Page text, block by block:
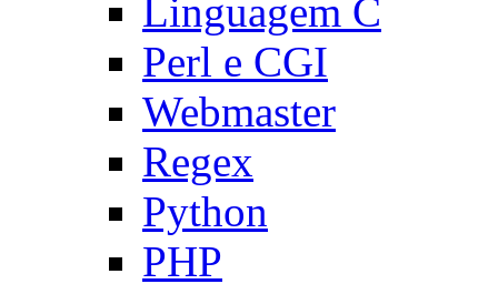
Linguagem C
Perl e CGI
Webmaster
Regex
Python
PHP